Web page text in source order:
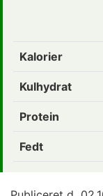
Kalorier
Kulhydrat
Protein
Fedt